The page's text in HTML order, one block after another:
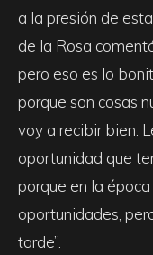
a la presión de
de la Rosa
pero eso es lo
porque son cosas
voy a recibir bien.
oportunidad que
porque en la
oportunidades,
tarde”.